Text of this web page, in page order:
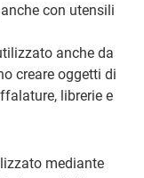
anche con utensili
anche da
creare oggetti di
librerie e
mediante